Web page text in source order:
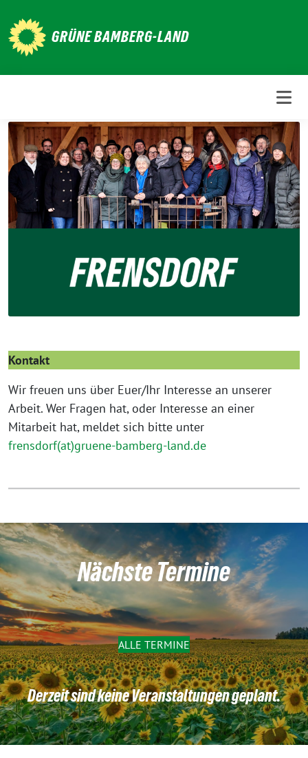
zum
Inhalt
GRÜNE BAMBERG-LAND
Kontakt
Wir freuen uns über Euer/Ihr Interesse an unserer
Arbeit. Wer Fragen hat, oder Interesse an einer
Mitarbeit hat, meldet sich bitte unter
frensdorf(at)gruene-bamberg-land.de
Nächste Termine
ALLE TERMINE
Derzeit sind keine Veranstaltungen geplant.